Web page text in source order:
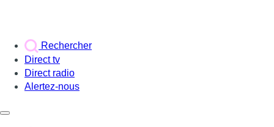
Rechercher
Direct tv
Direct radio
Alertez-nous